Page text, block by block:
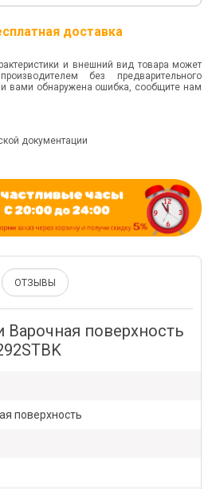
доставка
и внешний вид товара может
без предварительного
вами обнаружена ошибка, сообщите нам
документации
ОТЗЫВЫ
Варочная поверхность
поверхность